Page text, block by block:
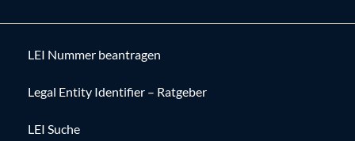
LEI Nummer beantragen
Legal Entity Identifier – Ratgeber
LEI Suche